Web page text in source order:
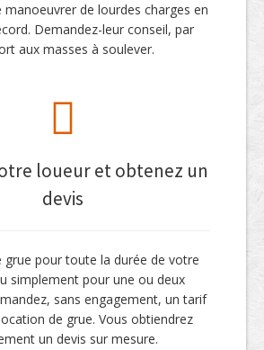
de lourdes charges en
Demandez-leur conseil, par
aux masses à soulever.
loueur et obtenez un
devis
grue pour toute la durée de votre
simplement pour une ou deux
sans engagement, un tarif
de grue. Vous obtiendrez
un devis sur mesure.